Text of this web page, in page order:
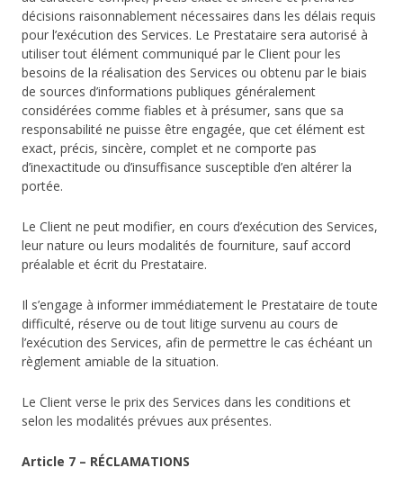
décisions raisonnablement nécessaires dans les délais requis
pour l’exécution des Services. Le Prestataire sera autorisé à
utiliser tout élément communiqué par le Client pour les
besoins de la réalisation des Services ou obtenu par le biais
de sources d’informations publiques généralement
considérées comme fiables et à présumer, sans que sa
responsabilité ne puisse être engagée, que cet élément est
exact, précis, sincère, complet et ne comporte pas
d’inexactitude ou d’insuffisance susceptible d’en altérer la
portée.
Le Client ne peut modifier, en cours d’exécution des Services,
leur nature ou leurs modalités de fourniture, sauf accord
préalable et écrit du Prestataire.
Il s’engage à informer immédiatement le Prestataire de toute
difficulté, réserve ou de tout litige survenu au cours de
l’exécution des Services, afin de permettre le cas échéant un
règlement amiable de la situation.
Le Client verse le prix des Services dans les conditions et
selon les modalités prévues aux présentes.
Article 7 – RÉCLAMATIONS